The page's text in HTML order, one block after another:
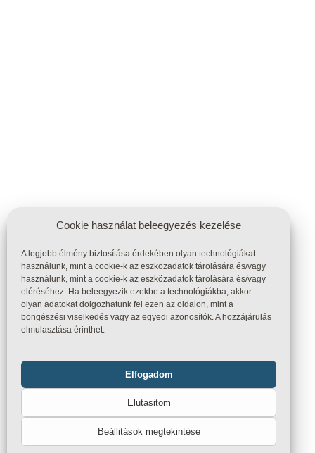
Cookie használat beleegyezés kezelése
A legjobb élmény biztosítása érdekében olyan technológiákat
használunk, mint a cookie-k az eszközadatok tárolására és/vagy
használunk, mint a cookie-k az eszközadatok tárolására és/vagy
eléréséhez. Ha beleegyezik ezekbe a technológiákba, akkor
olyan adatokat dolgozhatunk fel ezen az oldalon, mint a
böngészési viselkedés vagy az egyedi azonosítók. A hozzájárulás
elmulasztása érinthet.
Statisztika
Elfogadom
Elutasitom
Beállitások megtekintése